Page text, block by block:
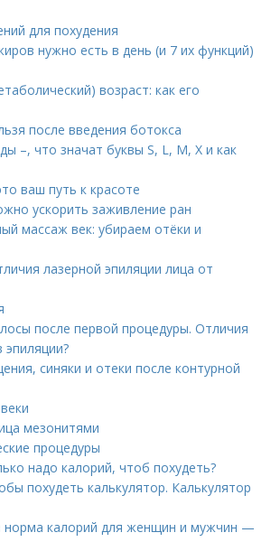
для похудения
нужно есть в день (и 7 их функций)
возраст: как его
после введения ботокса
–, что значат буквы S, L, M, X и как
ваш путь к красоте
ускорить заживление ран
массаж век: убираем отёки и
лазерной эпиляции лица от
после первой процедуры. Отличия
синяки и отеки после контурной
мезонитями
процедуры
надо калорий, чтоб похудеть?
похудеть калькулятор. Калькулятор
норма калорий для женщин и мужчин —